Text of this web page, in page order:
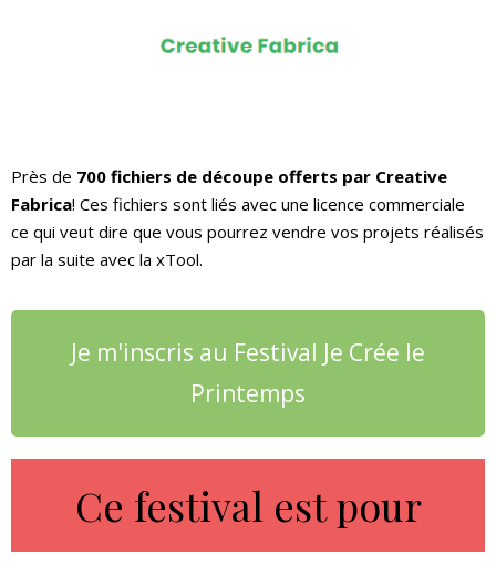
Près de 700 fichiers de découpe offerts par Creative
Fabrica! Ces fichiers sont liés avec une licence commerciale
ce qui veut dire que vous pourrez vendre vos projets réalisés
par la suite avec la xTool.
Je m'inscris au Festival Je Crée le
Printemps
Ce festival est pour